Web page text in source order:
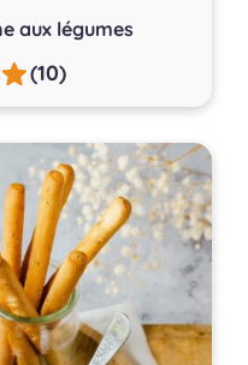
aux légumes
(10)